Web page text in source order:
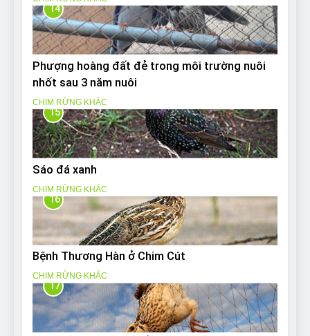
14
Phượng hoàng đất đẻ trong môi trường nuôi
nhốt sau 3 năm nuôi
CHIM RỪNG KHÁC
15
Sáo đá xanh
CHIM RỪNG KHÁC
16
Bệnh Thương Hàn ở Chim Cút
CHIM RỪNG KHÁC
17